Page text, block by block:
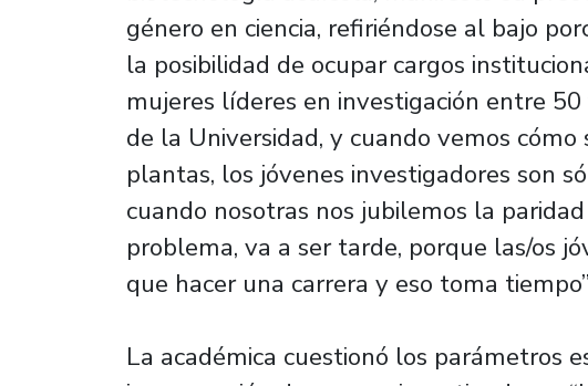
género en ciencia, refiriéndose al bajo
la posibilidad de ocupar cargos
mujeres líderes en investigación entre
de la Universidad, y cuando vemos
plantas, los jóvenes investigadores son
cuando nosotras nos jubilemos la
problema, va a ser tarde, porque las/os
que hacer una carrera y eso toma
La académica cuestionó los parámetros